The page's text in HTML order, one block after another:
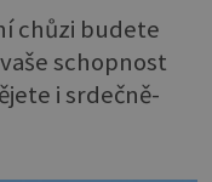
chůzi budete
schopnost
i srdečně-